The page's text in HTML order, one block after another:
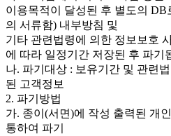
이용목적이 달성된 후 별도의
의 서류함) 내부방침 및
기타 관련법령에 의한 정보보호
에 따라 일정기간 저장된 후 파기
나. 파기대상 : 보유기간 및 관련
된 고객정보
2. 파기방법
가. 종이(서면)에 작성 출력된 개
통하여 파기